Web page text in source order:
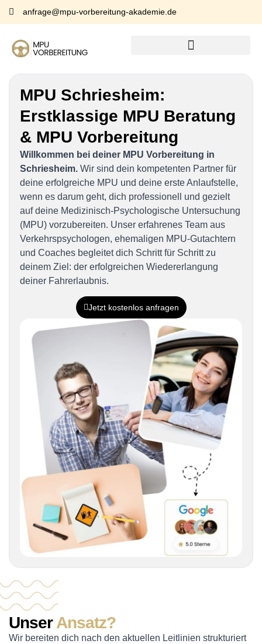
anfrage@mpu-vorbereitung-akademie.de
MPU Schriesheim:
Erstklassige MPU Beratung
& MPU Vorbereitung
Willkommen bei deiner MPU Vorbereitung in
Schriesheim. Wir sind dein kompetenten Partner für
deine erfolgreiche MPU und deine erste Anlaufstelle,
wenn es darum geht, dich professionell und gezielt
auf deine Medizinisch-Psychologische Untersuchung
(MPU) vorzubereiten. Unser erfahrenes Team aus
Verkehrspsychologen, ehemaligen MPU-Gutachtern
und Coaches begleitet dich Schritt für Schritt zu
deinem Ziel: der erfolgreichen Wiedererlangung
deiner Fahrerlaubnis.
Jetzt kostenlos anfragen
UnserAnsatz?
Wir bereiten dich nach den aktuellen Leitlinien strukturiert